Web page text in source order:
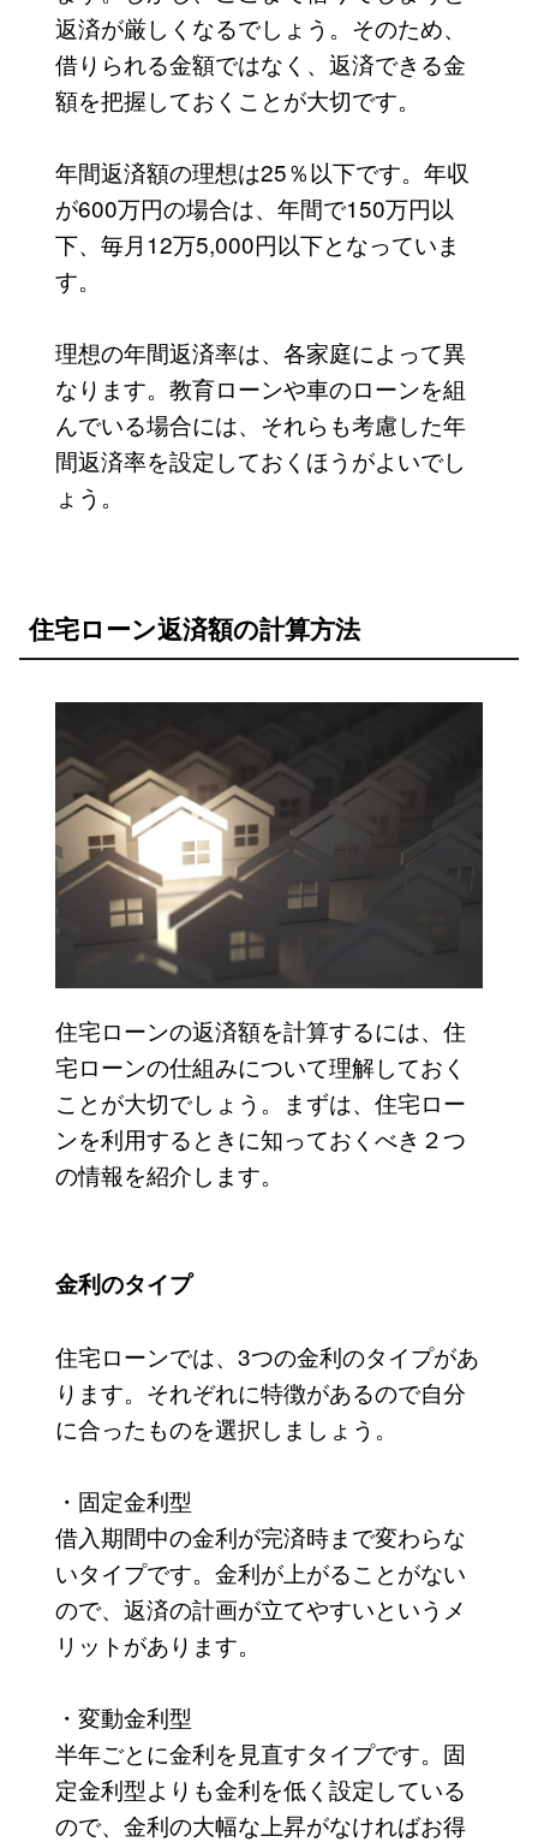
返済が厳しくなるでしょう。そのため、
借りられる金額ではなく、返済できる金
額を把握しておくことが大切です。
年間返済額の理想は25％以下です。年収
が600万円の場合は、年間で150万円以
下、毎月12万5,000円以下となっていま
す。
理想の年間返済率は、各家庭によって異
なります。教育ローンや車のローンを組
んでいる場合には、それらも考慮した年
間返済率を設定しておくほうがよいでし
ょう。
住宅ローン返済額の計算方法
住宅ローンの返済額を計算するには、住
宅ローンの仕組みについて理解しておく
ことが大切でしょう。まずは、住宅ロー
ンを利用するときに知っておくべき２つ
の情報を紹介します。
金利のタイプ
住宅ローンでは、3つの金利のタイプがあ
ります。それぞれに特徴があるので自分
に合ったものを選択しましょう。
・固定金利型
借入期間中の金利が完済時まで変わらな
いタイプです。金利が上がることがない
ので、返済の計画が立てやすいというメ
リットがあります。
・変動金利型
半年ごとに金利を見直すタイプです。固
定金利型よりも金利を低く設定している
ので、金利の大幅な上昇がなければお得